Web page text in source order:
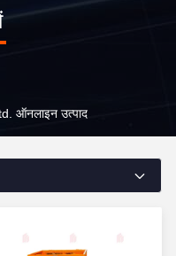
ऑनलाइन उत्पाद